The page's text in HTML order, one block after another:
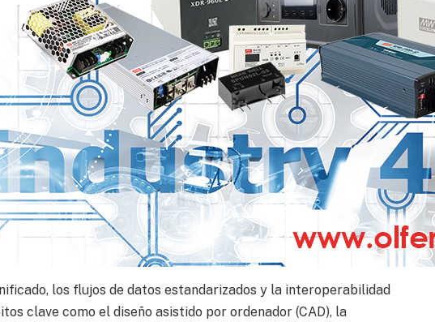
Xcelerator y nuestra tecnología del gemelo digital más
para respaldar un hilo digital unificado que abarca el diseño,
poder ayudar a HD Hyundai a establecer una
escalable, abierta y preparada para el futuro, que
y la excelencia operativa”.
Siemens Xcelerator, el proyecto “Plataforma integrada
y la construcción naval” de HD Hyundai proporcionará un hilo
clave desde el diseño hasta la construcción. El diseño y la
tiempo real a través de una única red troncal, lo que
y los errores causados por las discontinuidades de
los flujos de datos estandarizados y la interoperabilidad
clave como el diseño asistido por ordenador (CAD), la